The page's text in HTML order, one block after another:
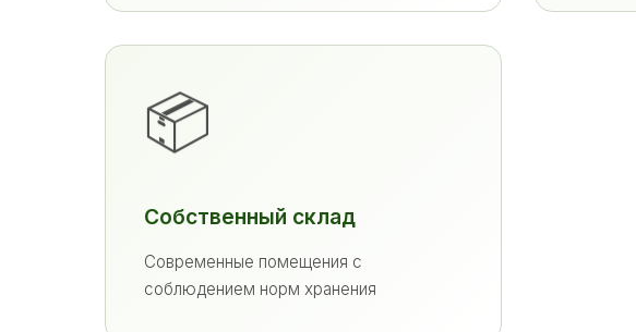
📦
Собственный склад
Современные помещения с
соблюдением норм хранения